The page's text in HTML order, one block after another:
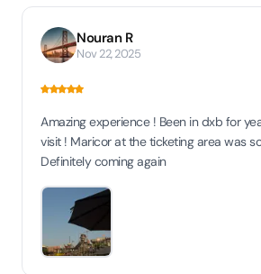
Nouran R
Nov 22, 2025
Amazing experience ! Been in dxb for
visit ! Maricor at the ticketing area was
Definitely coming again